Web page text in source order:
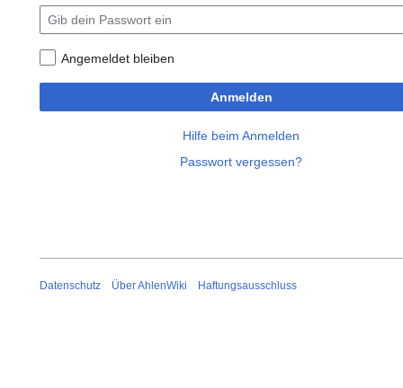
Angemeldet bleiben
Anmelden
Hilfe beim Anmelden
Passwort vergessen?
Datenschutz Über AhlenWiki Haftungsausschluss